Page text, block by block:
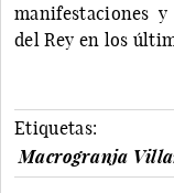
manifestaciones
del Rey en los
Etiquetas:
Macrogranja